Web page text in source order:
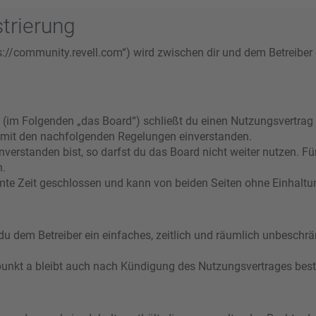
community.revell.com“) wird zwischen dir und dem
Folgenden „das Board“) schließt du einen
den nachfolgenden Regelungen einverstanden.
bist, so darfst du das Board nicht weiter nutzen.
Zeit geschlossen und kann von beiden Seiten ohne
dem Betreiber ein einfaches, zeitlich und räumlich
a bleibt auch nach Kündigung des Nutzungsvertrages